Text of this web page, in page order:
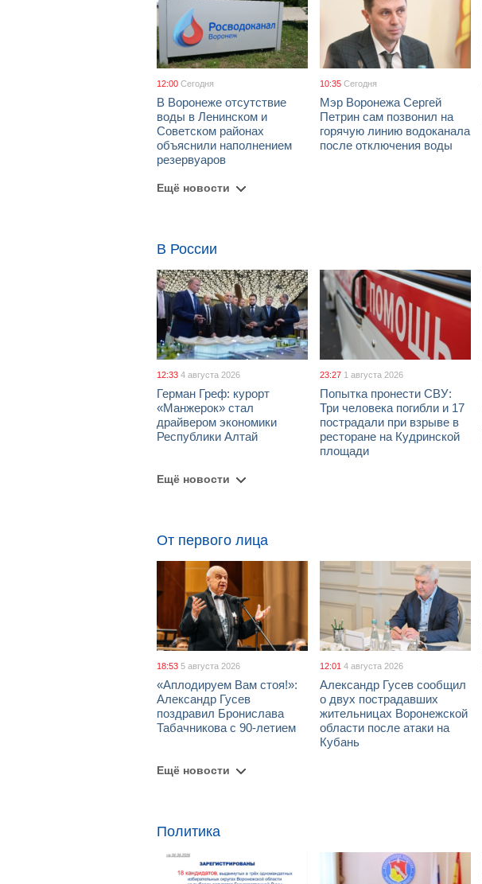
12:00 Сегодня
В Воронеже отсутствие
воды в Ленинском и
Советском районах
объяснили наполнением
резервуаров
10:35 Сегодня
Мэр Воронежа Сергей
Петрин сам позвонил на
горячую линию водоканала
после отключения воды
Ещё новости
В России
12:33 4 августа 2026
Герман Греф: курорт
«Манжерок» стал
драйвером экономики
Республики Алтай
23:27 1 августа 2026
Попытка пронести СВУ:
Три человека погибли и 17
пострадали при взрыве в
ресторане на Кудринской
площади
Ещё новости
От первого лица
18:53 5 августа 2026
«Аплодируем Вам стоя!»:
Александр Гусев
поздравил Бронислава
Табачникова с 90-летием
12:01 4 августа 2026
Александр Гусев сообщил
о двух пострадавших
жительницах Воронежской
области после атаки на
Кубань
Ещё новости
Политика